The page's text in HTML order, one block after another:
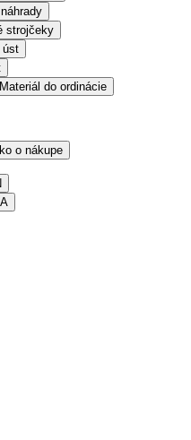
strojčeky
úst
Materiál do ordinácie
o nákupe